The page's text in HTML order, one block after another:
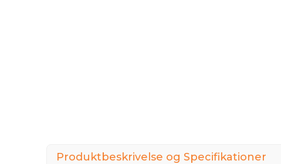
Produktbeskrivelse og Specifikationer